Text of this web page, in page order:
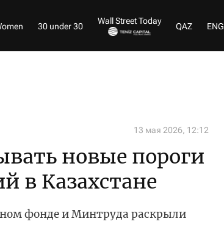
30 under 30
Wall Street Today
QAZ ENG
13 мая 2026, 12:12
новые пороги
в Казахстане
фонде и Минтруда раскрыли